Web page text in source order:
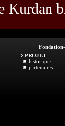
Kurdan
Fondation
PROJET
historique
partenaires